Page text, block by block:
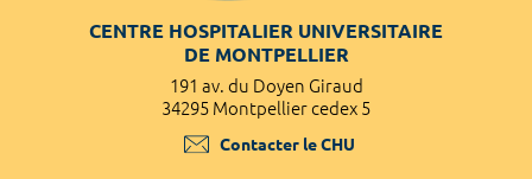
CENTRE HOSPITALIER UNIVERSITAIRE
DE MONTPELLIER
191 av. du Doyen Giraud
34295 Montpellier cedex 5
Contacter le CHU